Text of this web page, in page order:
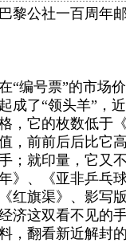
巴黎公社一百周年
“编号票”的市场
起成了“领头羊”，
，它的枚数低于
，前前后后比它
；就印量，它又
》、《亚非乒乓
《红旗渠》、影写
济这双看不见的
，翻看新近解封